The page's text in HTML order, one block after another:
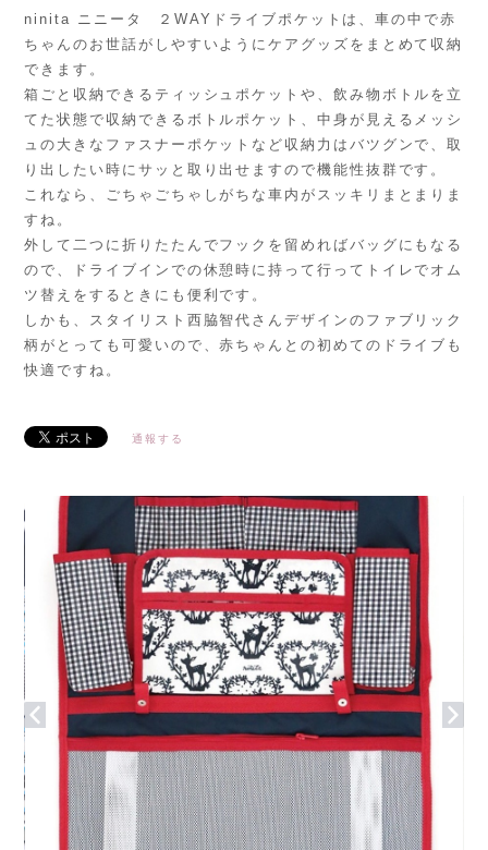
ninita ニニータ ２WAYドライブポケットは、車の中で赤
ちゃんのお世話がしやすいようにケアグッズをまとめて収納
できます。
箱ごと収納できるティッシュポケットや、飲み物ボトルを立
てた状態で収納できるボトルポケット、中身が見えるメッシ
ュの大きなファスナーポケットなど収納力はバツグンで、取
り出したい時にサッと取り出せますので機能性抜群です。
これなら、ごちゃごちゃしがちな車内がスッキリまとまりま
すね。
外して二つに折りたたんでフックを留めればバッグにもなる
ので、ドライブインでの休憩時に持って行ってトイレでオム
ツ替えをするときにも便利です。
しかも、スタイリスト西脇智代さんデザインのファブリック
柄がとっても可愛いので、赤ちゃんとの初めてのドライブも
快適ですね。
通報する